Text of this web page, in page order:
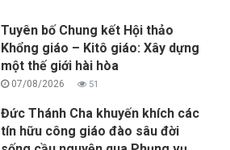
Tuyên bố Chung kết Hội thảo
Khổng giáo – Kitô giáo: Xây dựng
một thế giới hài hòa
07/08/2026 51
Đức Thánh Cha khuyến khích các
tín hữu công giáo đào sâu đời